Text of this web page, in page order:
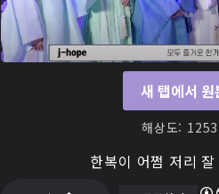
새 탭에서 원
해상도:
한복이 어쩜 저리